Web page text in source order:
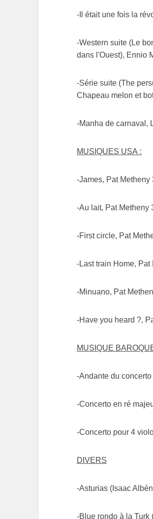
-Il était une fois la
-Western suite (Le
dans l'Ouest), Ennio
-Série suite (The
Chapeau melon et
-Manha de carnaval,
MUSIQUES USA :
-James, Pat Metheny
-Au lait, Pat Metheny
-First circle, Pat
-Last train Home, Pat
-Minuano, Pat
-Have you heard ?,
MUSIQUE
-Andante du
-Concerto en ré
-Concerto pour 4
DIVERS
-Asturias (Isaac
-Blue rondo à la Turk